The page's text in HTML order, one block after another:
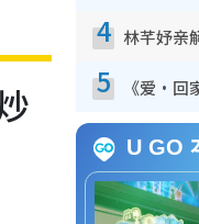
4
5
U GO